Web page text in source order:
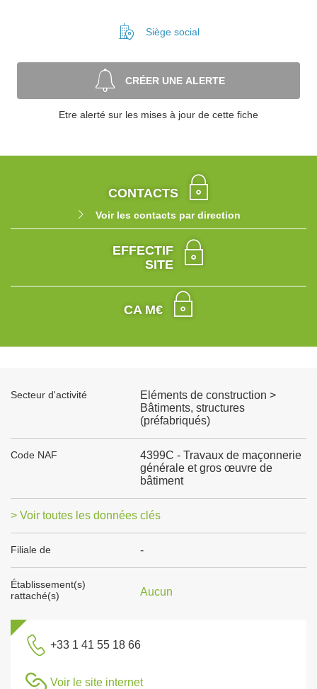
Siège social
CRÉER UNE ALERTE
Etre alerté sur les mises à jour de cette fiche
CONTACTS
Voir les contacts par direction
EFFECTIF
SITE
CA M€
Secteur d'activité
Eléments de construction >
Bâtiments, structures
(préfabriqués)
Code NAF
4399C - Travaux de maçonnerie
générale et gros œuvre de
bâtiment
> Voir toutes les données clés
Filiale de -
Établissement(s)
rattaché(s)
Aucun
+33 1 41 55 18 66
Voir le site internet